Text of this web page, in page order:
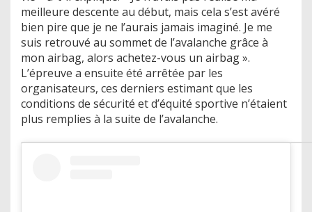
meilleure descente au début, mais cela s’est avéré
bien pire que je ne l’aurais jamais imaginé. Je me
suis retrouvé au sommet de l’avalanche grâce à
mon airbag, alors achetez-vous un airbag ».
L’épreuve a ensuite été arrêtée par les
organisateurs, ces derniers estimant que les
conditions de sécurité et d’équité sportive n’étaient
plus remplies à la suite de l’avalanche.